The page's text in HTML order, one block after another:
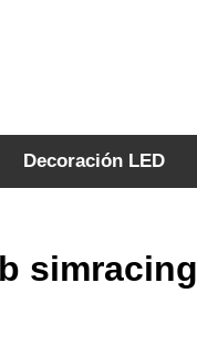
Decoración LED
simracing